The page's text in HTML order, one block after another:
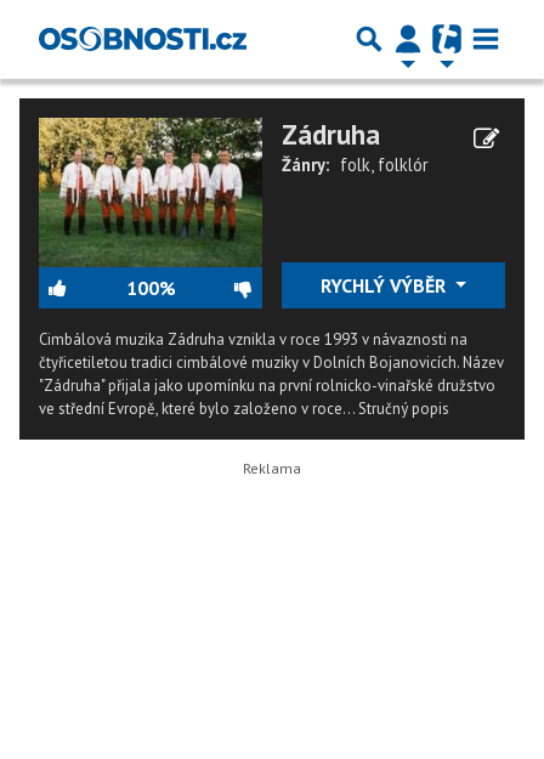
100%
Zádruha
Žánry: folk, folklór
RYCHLÝ VÝBĚR
Cimbálová muzika Zádruha vznikla v roce 1993 v návaznosti na
čtyřicetiletou tradici cimbálové muziky v Dolních Bojanovicích. Název
"Zádruha" přijala jako upomínku na první rolnicko-vinařské družstvo
ve střední Evropě, které bylo založeno v roce...Stručný popis